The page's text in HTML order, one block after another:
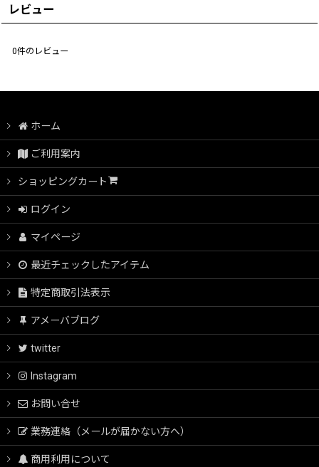
レビュー
0件のレビュー
ホーム
ご利用案内
ショッピングカート
ログイン
マイページ
最近チェックしたアイテム
特定商取引法表示
アメーバブログ
twitter
Instagram
お問い合せ
業務連絡（メールが届かない方へ）
商用利用について